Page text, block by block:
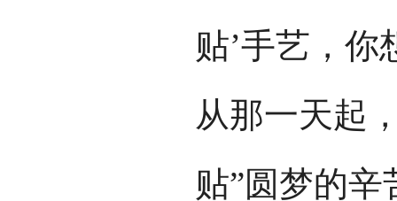
贴’手艺，你
从那一天起
贴”圆梦的